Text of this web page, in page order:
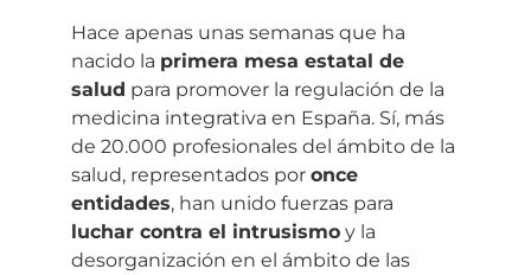
Hace apenas unas semanas que ha
nacido la primera mesa estatal de
salud para promover la regulación de la
medicina integrativa en España. Sí, más
de 20.000 profesionales del ámbito de la
salud, representados por once
entidades, han unido fuerzas para
luchar contra el intrusismoy la
desorganización en el ámbito de las